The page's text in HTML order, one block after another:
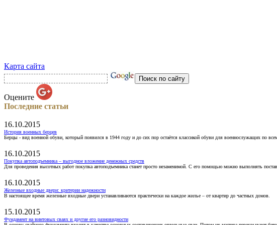
Карта сайта
Оцените
Последние статьи
16.10.2015
История военных берцев
Берцы - вид военной обуви, который появился в 1944 году и до сих пор остаётся классикой обуви для военнослужащих по
16.10.2015
Покупка автоподъемника – выгодное вложение денежных средств
Для проведения высотных работ покупка автоподъемника станет просто незаменимой. С его помощью можно выполнять
16.10.2015
Железные входные двери: критерии надежности
В настоящее время железные входные двери устанавливаются практически на каждое жилье – от квартир до частных домов.
15.10.2015
Фундамент на винтовых сваях и другие его разновидности